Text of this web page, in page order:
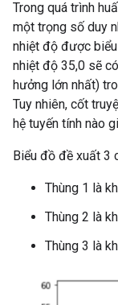
Trong quá trình
một trọng số duy
nhiệt độ được
nhiệt độ 35,0 sẽ
hưởng lớn nhất)
Tuy nhiên, cốt
hệ tuyến tính nào
Biểu đồ đề xuất 3
Thùng 1 là
Thùng 2 là
Thùng 3 là